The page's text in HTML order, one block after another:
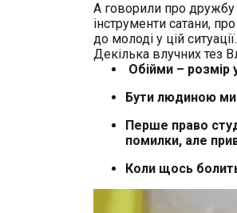
А говорили про дружбу
інструменти сатани,
до молоді у цій ситуації.
Декілька влучних тез
Обійми – розмір
Бути людиною
Перше право
помилки, але
Коли щось